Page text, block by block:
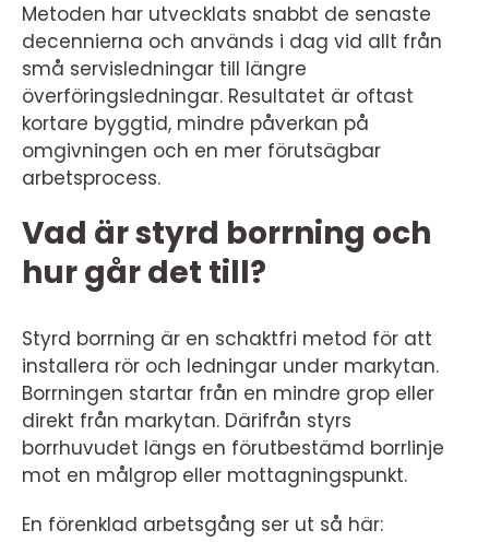
Metoden har utvecklats snabbt de senaste
decennierna och används i dag vid allt från
små servisledningar till längre
överföringsledningar. Resultatet är oftast
kortare byggtid, mindre påverkan på
omgivningen och en mer förutsägbar
arbetsprocess.
Vad är styrd borrning och
hur går det till?
Styrd borrning är en schaktfri metod för att
installera rör och ledningar under markytan.
Borrningen startar från en mindre grop eller
direkt från markytan. Därifrån styrs
borrhuvudet längs en förutbestämd borrlinje
mot en målgrop eller mottagningspunkt.
En förenklad arbetsgång ser ut så här: